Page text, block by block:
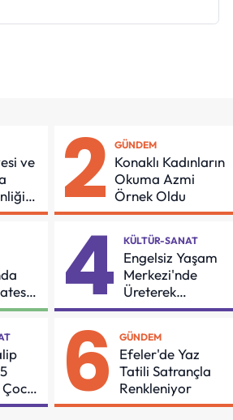
ve
2 GÜNDEM
Konaklı Kadınların
Okuma Azmi
Örnek Oldu
4 KÜLTÜR-SANAT
Engelsiz Yaşam
Merkezi'nde
Üreterek
Güçleniyorlar
6 GÜNDEM
Efeler'de Yaz
Tatili Satrançla
Renkleniyor